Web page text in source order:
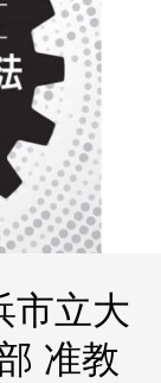
市立大
准教